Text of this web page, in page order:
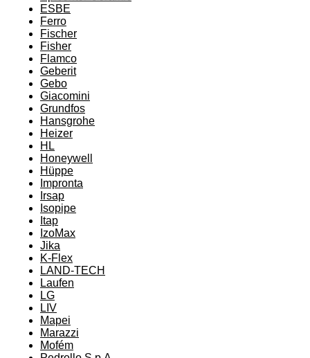
ESBE
Ferro
Fischer
Fisher
Flamco
Geberit
Gebo
Giacomini
Grundfos
Hansgrohe
Heizer
HL
Honeywell
Hüppe
Impronta
Irsap
Isopipe
Itap
IzoMax
Jika
K-Flex
LAND-TECH
Laufen
LG
LIV
Mapei
Marazzi
Mofém